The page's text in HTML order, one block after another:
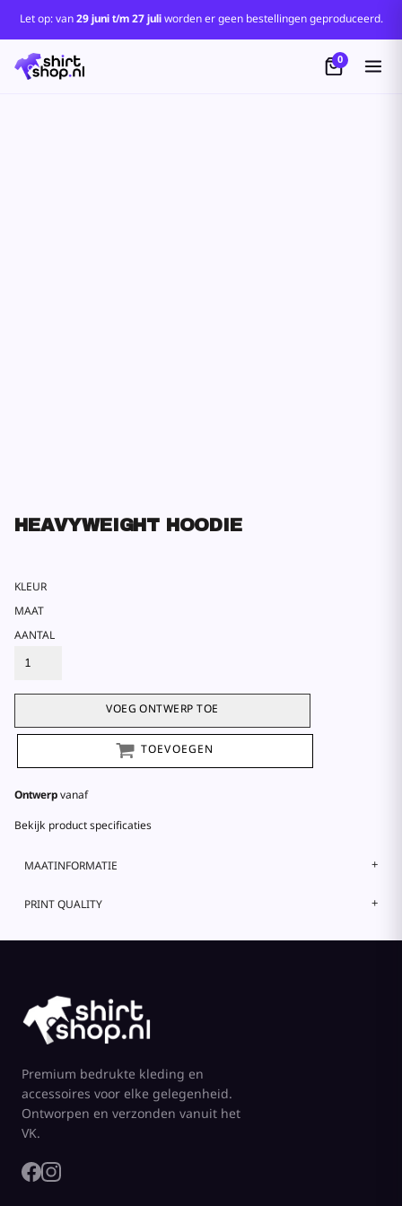
Let op: van29 juni t/m 27 juliworden er geen bestellingen geproduceerd.
0
HEAVYWEIGHT HOODIE
KLEUR
MAAT
AANTAL
VOEG ONTWERP TOE
TOEVOEGEN
Ontwerpvanaf
Bekijk product specificaties
MAATINFORMATIE
PRINT QUALITY
Premium bedrukte kleding en
accessoires voor elke gelegenheid.
Ontworpen en verzonden vanuit het
VK.